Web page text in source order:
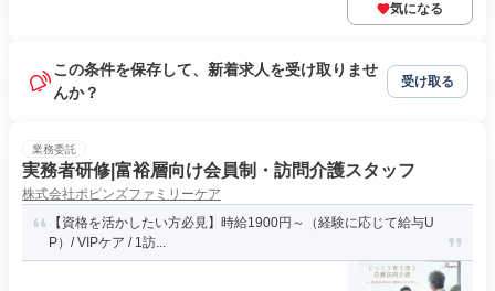
気になる
この条件を保存して、新着求人を受け取りませ
んか？
受け取る
業務委託
実務者研修|富裕層向け会員制・訪問介護スタッフ
株式会社ポピンズファミリーケア
【資格を活かしたい方必見】時給1900円～（経験に応じて給与U
P）/ VIPケア / 1訪...